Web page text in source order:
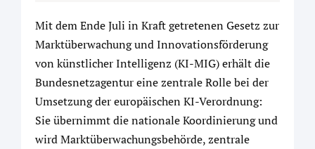
Mit dem Ende Juli in Kraft getretenen Gesetz zur
Marktüberwachung und Innovationsförderung
von künstlicher Intelligenz (KI-MIG) erhält die
Bundesnetzagentur eine zentrale Rolle bei der
Umsetzung der europäischen KI-Verordnung:
Sie übernimmt die nationale Koordinierung und
wird Marktüberwachungsbehörde, zentrale